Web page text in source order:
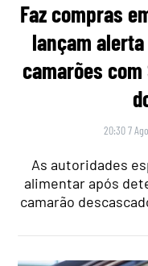
Faz compras
lançam
camarões
20:30 7
As autoridades
alimentar após
camarão